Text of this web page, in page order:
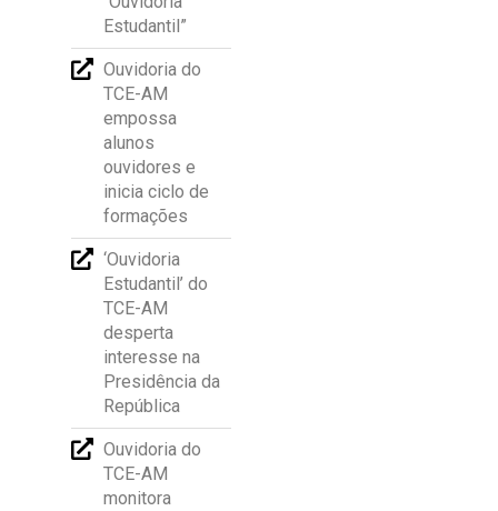
Estudantil”
Ouvidoria do
TCE-AM
empossa
alunos
ouvidores e
inicia ciclo de
formações
‘Ouvidoria
Estudantil’ do
TCE-AM
desperta
interesse na
Presidência da
República
Ouvidoria do
TCE-AM
monitora